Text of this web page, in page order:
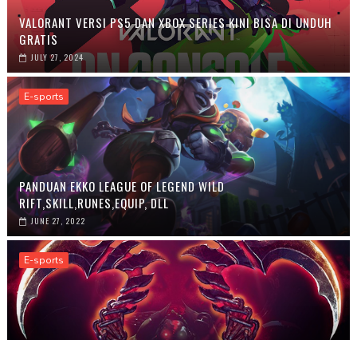
VALORANT VERSI PS5 DAN XBOX SERIES KINI BISA DI UNDUH
GRATIS
JULY 27, 2024
E-sports
PANDUAN EKKO LEAGUE OF LEGEND WILD
RIFT,SKILL,RUNES,EQUIP, DLL
JUNE 27, 2022
E-sports